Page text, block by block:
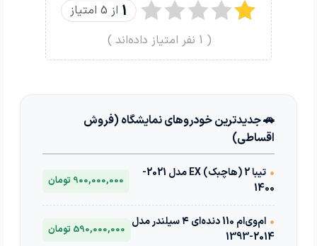
1 از 5 امتیاز
(
1 نفر امتیاز داده‌اند )
🚗 جدیدترین خودروهای نمایشگاه (فروش
اقساطی)
•
تیبا 2 (هاچبک) EX مدل 2021-
1400
900,000,000 تومان
•
ام‌وی‌ام 110 دنده‌ای ۴ سیلندر مدل
2014-1393
590,000,000 تومان